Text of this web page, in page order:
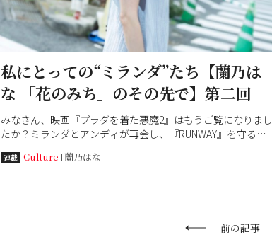
私にとっての“ミランダ”たち【蘭乃は
な 「花のみち」のその先で】第二回
みなさん、映画『プラダを着た悪魔2』はもうご覧になりまし
たか？ミランダとアンディが再会し、『RUNWAY』を守る絆
れた2006年は、私が宝塚歌劇団で初舞台を踏んだ年なので
連載 Culture 蘭乃はな
前の記事